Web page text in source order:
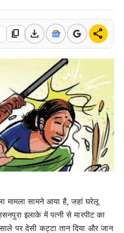
content_copy download share
मामला सामने आया है, जहां घरेलू
इलाके में पत्नी से मारपीट का
पर देसी कट्टा तान दिया और जान